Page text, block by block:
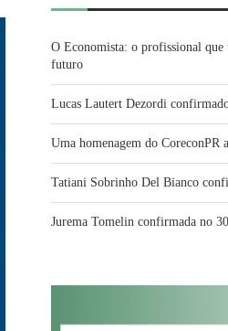
O Economista: o profissional que
futuro
Lucas Lautert Dezordi
Uma homenagem do CoreconPR
Tatiani Sobrinho Del Bianco
Jurema Tomelin confirmada no